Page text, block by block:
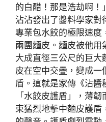
的白醋！那是浩劫啊！
沾沾發出了醬料學家對
專業包水餃的極限速度
兩團麵皮。麵皮被他用
大成直徑三公尺的巨大
皮在空中交疊，變成一
盾。這就是家傳《沾醬
「水餃皮護盾」，薄
束猛烈地擊中麵皮護盾